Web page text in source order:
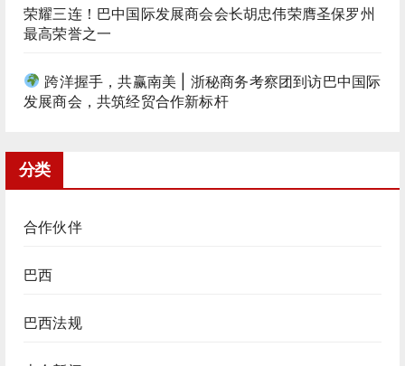
荣耀三连！巴中国际发展商会会长胡忠伟荣膺圣保罗州
最高荣誉之一
跨洋握手，共赢南美 | 浙秘商务考察团到访巴中国际
发展商会，共筑经贸合作新标杆
分类
合作伙伴
巴西
巴西法规